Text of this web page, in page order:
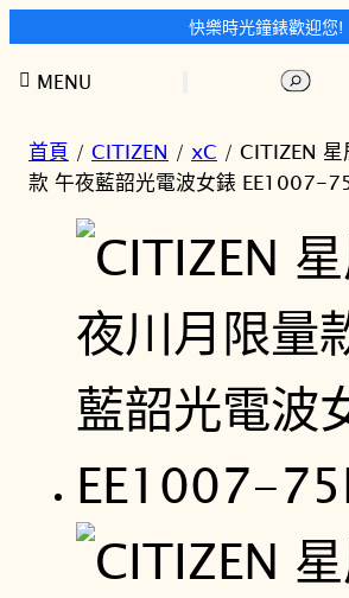
快樂時光鐘錶歡迎您!
至
搜
MENU
首頁 / CITIZEN / xC / CITIZEN
款 午夜藍韶光電波女錶 EE1007-